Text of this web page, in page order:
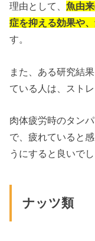
理由として、魚由
症を抑える効果や
す。
また、ある研究結
ている人は、スト
肉体疲労時のタン
で、疲れていると
うにすると良いでし
ナッツ類